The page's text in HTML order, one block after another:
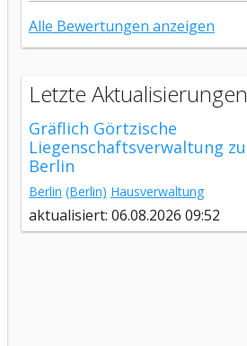
Alle Bewertungen anzeigen
Letzte Aktualisierungen
Gräflich Görtzische
Liegenschaftsverwaltung zu
Berlin
Berlin (Berlin) Hausverwaltung
aktualisiert: 06.08.2026 09:52